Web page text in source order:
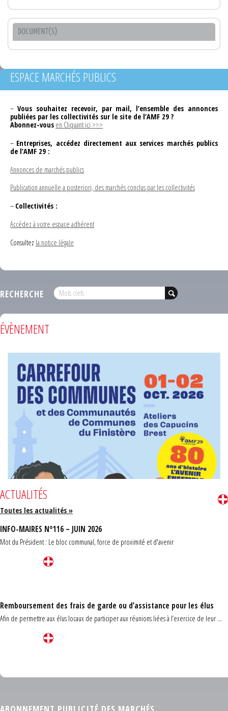
DOCUMENT(S)
ESPACE MARCHÉS PUBLICS
– Vous souhaitez recevoir, par mail, l’ensemble des annonces
publiées par les collectivités sur le site de l’AMF 29 ?
Abonnez-vous en Cliquant ici >>>
– Entreprises, accédez directement aux services marchés publics
de l’AMF 29 :
Annonces de marchés publics
Publication annuelle a posteriori, des marchés conclus par les collectivités
– Collectivités :
Accédez à votre espace adhérent
Consultez la notice légale
RECHERCHE
ÉVÈNEMENT
ACTUALITÉS
Toutes les actualités »
INFO-MAIRES N°116 – JUIN 2026
Mot du Président : Le bloc communal, force de proximité et d'avenir
Remboursement des frais de garde ou d’assistance pour les élus
Afin de permettre aux élus locaux de participer aux réunions liées à l’exercice de leur ...